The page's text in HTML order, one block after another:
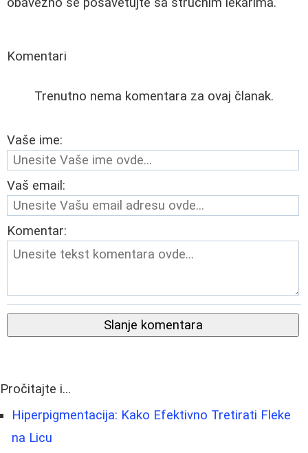
Komentari
Trenutno nema komentara za ovaj članak.
Vaše ime:
Vaš email:
Komentar:
Slanje komentara
Pročitajte i...
Hiperpigmentacija: Kako Efektivno Tretirati Fleke
na Licu